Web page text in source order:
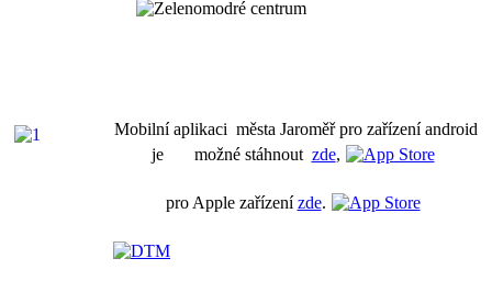
Mobilní aplikaci města Jaroměř pro zařízení android
je možné stáhnout zde,
pro Apple zařízenízde.